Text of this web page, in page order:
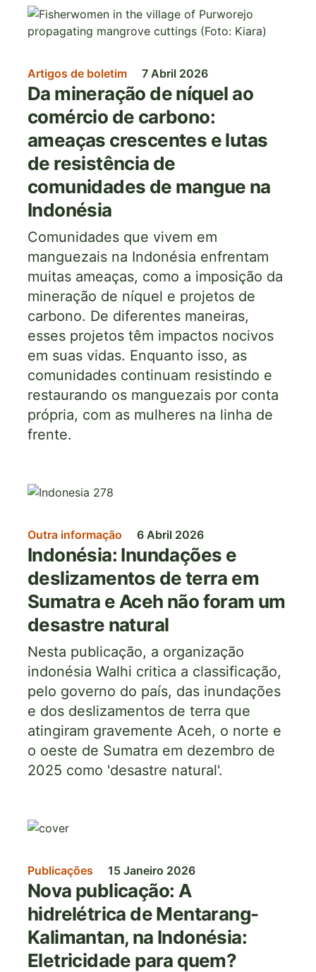
Imagem
Artigos de boletim 7 Abril 2026
Da mineração de níquel ao
comércio de carbono:
ameaças crescentes e lutas
de resistência de
comunidades de mangue na
Indonésia
Comunidades que vivem em
manguezais na Indonésia enfrentam
muitas ameaças, como a imposição da
mineração de níquel e projetos de
carbono. De diferentes maneiras,
esses projetos têm impactos nocivos
em suas vidas. Enquanto isso, as
comunidades continuam resistindo e
restaurando os manguezais por conta
própria, com as mulheres na linha de
frente.
Imagem
Outra informação 6 Abril 2026
Indonésia: Inundações e
deslizamentos de terra em
Sumatra e Aceh não foram um
desastre natural
Nesta publicação, a organização
indonésia Walhi critica a classificação,
pelo governo do país, das inundações
e dos deslizamentos de terra que
atingiram gravemente Aceh, o norte e
o oeste de Sumatra em dezembro de
2025 como 'desastre natural'.
Imagem
Publicações 15 Janeiro 2026
Nova publicação: A
hidrelétrica de Mentarang-
Kalimantan, na Indonésia:
Eletricidade para quem?